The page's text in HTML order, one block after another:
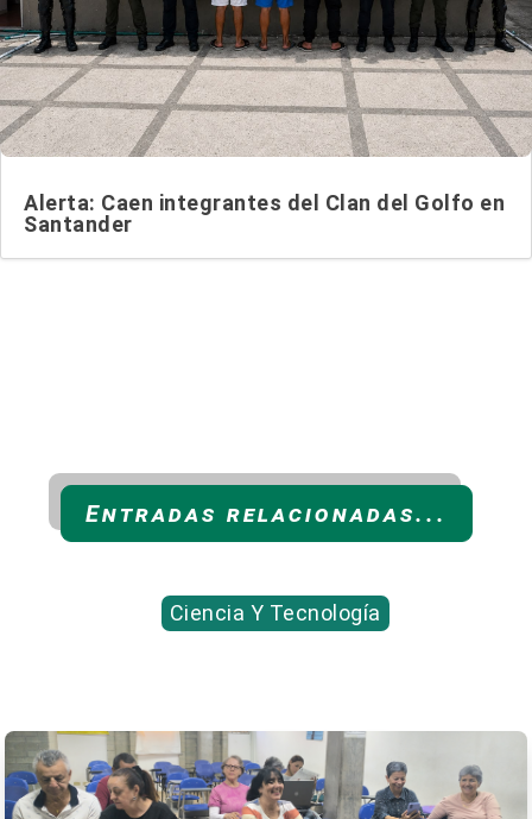
Alerta: Caen integrantes del Clan del Golfo en
Santander
Entradas relacionadas...
Ciencia Y Tecnología